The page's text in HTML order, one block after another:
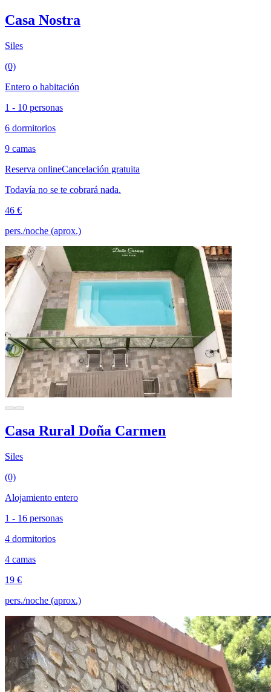
Casa Nostra
Siles
(0)
Entero o habitación
1 - 10 personas
6 dormitorios
9 camas
Reserva onlineCancelación gratuita
Todavía no se te cobrará nada.
46 €
pers./noche (aprox.)
Casa Rural Doña Carmen
Siles
(0)
Alojamiento entero
1 - 16 personas
4 dormitorios
4 camas
19 €
pers./noche (aprox.)